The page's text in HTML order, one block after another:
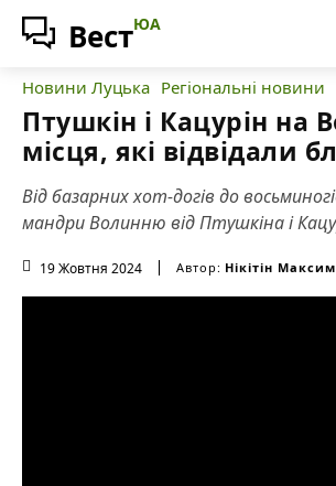
ВестЮА
Новини Луцька Регіональні новини
Птушкін і Кацурін на
місця, які відвідали
Від базарних хот-догів до
мандри Волинню від Птушкіна і
19 Жовтня 2024 Автор: Нікітін Максим